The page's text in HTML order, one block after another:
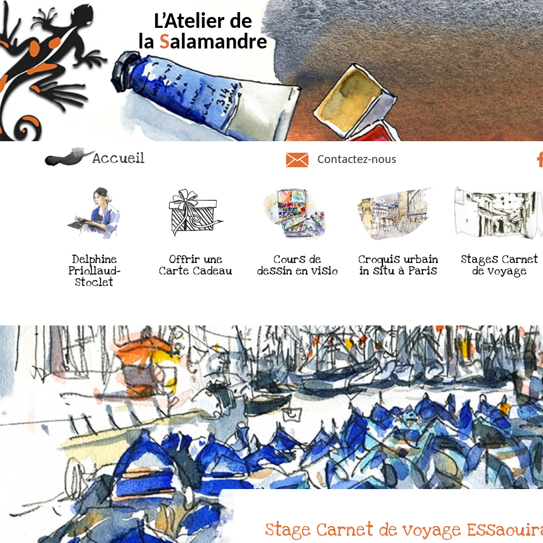
L’Atelier de
la Salamandre
Accueil Contactez-nous
Delphine
Priollaud-
Stoclet
Offrir une
Carte Cadeau
Cours de
dessin en visio
Croquis urbain
in situ à Paris
Stages Carnet
de voyage
Stage Carnet de voyage